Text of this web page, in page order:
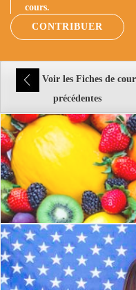
cours.
CONTRIBUER
précédentes